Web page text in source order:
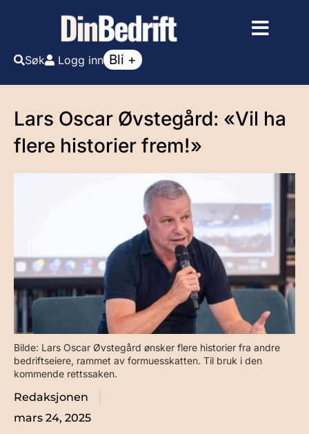
Søk Logg inn Bli +
Lars Oscar Øvstegård: «Vil ha
flere historier frem!»
Bilde: Lars Oscar Øvstegård ønsker flere historier fra andre
bedriftseiere, rammet av formuesskatten. Til bruk i den
kommende rettssaken.
Redaksjonen
mars 24, 2025